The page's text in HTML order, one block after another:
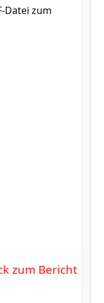
Datei zum
zum Bericht
vom